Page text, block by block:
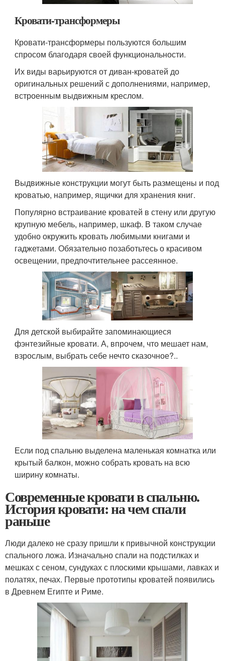
Кровати-трансформеры
Кровати-трансформеры пользуются большим
спросом благодаря своей функциональности.
Их виды варьируются от диван-кроватей до
оригинальных решений с дополнениями, например,
встроенным выдвижным креслом.
Выдвижные конструкции могут быть размещены и под
кроватью, например, ящички для хранения книг.
Популярно встраивание кроватей в стену или другую
крупную мебель, например, шкаф. В таком случае
удобно окружить кровать любимыми книгами и
гаджетами. Обязательно позаботьтесь о красивом
освещении, предпочтительнее рассеянное.
Для детской выбирайте запоминающиеся
фэнтезийные кровати. А, впрочем, что мешает нам,
взрослым, выбрать себе нечто сказочное?..
Если под спальню выделена маленькая комнатка или
крытый балкон, можно собрать кровать на всю
ширину комнаты.
Современные кровати в спальню.
История кровати: на чем спали
раньше
Люди далеко не сразу пришли к привычной конструкции
спального ложа. Изначально спали на подстилках и
мешках с сеном, сундуках с плоскими крышами, лавках и
полатях, печах. Первые прототипы кроватей появились
в Древнем Египте и Риме.